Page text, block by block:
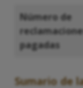
Número de
pagadas
Sumario de